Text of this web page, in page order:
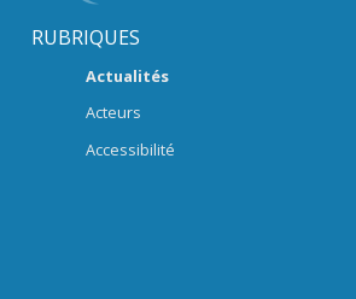
RUBRIQUES
Actualités
Acteurs
Accessibilité